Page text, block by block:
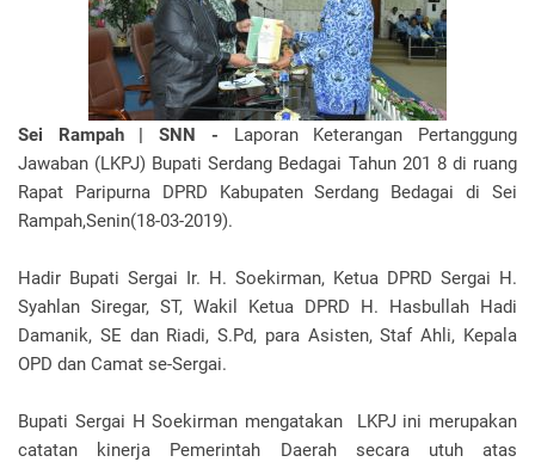
Sei Rampah | SNN - Laporan Keterangan Pertanggung
Jawaban (LKPJ) Bupati Serdang Bedagai Tahun 201 8 di ruang
Rapat Paripurna DPRD Kabupaten Serdang Bedagai di Sei
Rampah,Senin(18-03-2019).
Hadir Bupati Sergai Ir. H. Soekirman, Ketua DPRD Sergai H.
Syahlan Siregar, ST, Wakil Ketua DPRD H. Hasbullah Hadi
Damanik, SE dan Riadi, S.Pd, para Asisten, Staf Ahli, Kepala
OPD dan Camat se-Sergai.
Bupati Sergai H Soekirman mengatakan LKPJ ini merupakan
catatan kinerja Pemerintah Daerah secara utuh atas